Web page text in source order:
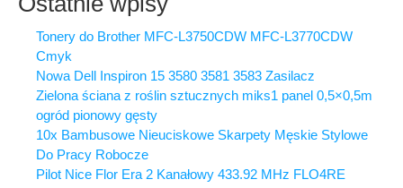
Tonery do Brother MFC-L3750CDW MFC-L3770CDW
Cmyk
Nowa Dell Inspiron 15 3580 3581 3583 Zasilacz
Zielona ściana z roślin sztucznych miks1 panel 0,5×0,5m
ogród pionowy gęsty
10x Bambusowe Nieuciskowe Skarpety Męskie Stylowe
Do Pracy Robocze
Pilot Nice Flor Era 2 Kanałowy 433.92 MHz FLO4RE